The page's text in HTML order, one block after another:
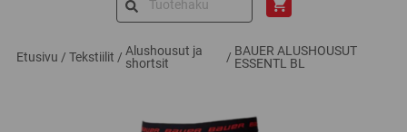
Etusivu / Tekstiilit / Alushousut ja
shortsit
/ BAUER ALUSHOUSUT
ESSENTL BL